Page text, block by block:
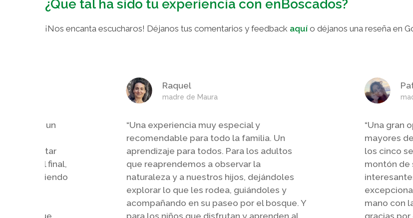
¿Que tal ha sido tu experiencia con enBoscados?
¡Nos encanta escucharos! Déjanos tus comentarios yfeedback aquí o déjanos una reseña en
Raquel
madre de Maura
“Una experiencia muy especial y
recomendable para todo la familia. Un
aprendizaje para todos. Para los adultos
que reaprendemos a observar la
naturaleza y a nuestros hijos, dejándoles
explorar lo que les rodea, guiándoles y
acompañando en su paseo por el bosque. Y
“Una gran
mayores
los cinco
montón de
mano con
un
a disfrutar
Al final,
siguiendo